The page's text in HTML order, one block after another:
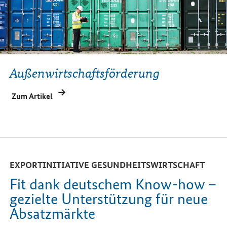
Außenwirtschaftsförderung
Zum Artikel
EXPORTINITIATIVE GESUNDHEITSWIRTSCHAFT
Fit dank deutschem Know-how –
gezielte Unterstützung für neue
Absatzmärkte